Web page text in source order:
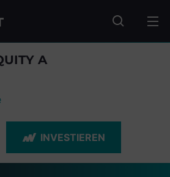
Fonds
A
INVESTIEREN